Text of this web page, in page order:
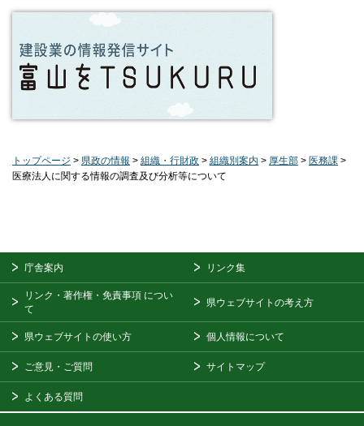
トップページ > 県政の情報 > 組織・行財政 > 組織別案内 > 厚生部 > 医務課 >
医療法人に関する情報の調査及び分析等について
庁舎案内 リンク集
リンク・著作権・免責事項 につい
て
県ウェブサイトの考え方
県ウェブサイトの使い方 個人情報について
ご意見・ご質問 サイトマップ
よくある質問